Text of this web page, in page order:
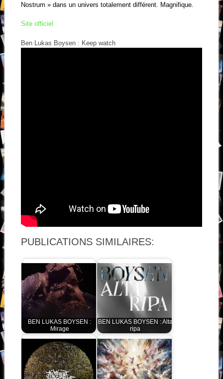
Nostrum » dans un univers totalement différent. Magnifique.
Site officiel
Ben Lukas Boysen : Keep watch
PUBLICATIONS SIMILAIRES:
BEN LUKAS BOYSEN :
Mirage
BEN LUKAS BOYSEN : Alta
ripa